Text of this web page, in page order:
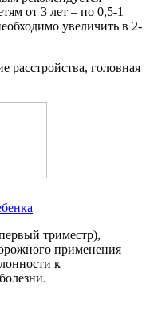
от 3 лет – по 0,5-1
увеличить в 2-
расстройства, головная
триместр),
применения
к